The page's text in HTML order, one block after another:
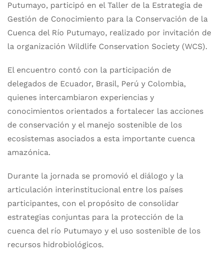
Putumayo, participó en el Taller de la Estrategia de
Gestión de Conocimiento para la Conservación de la
Cuenca del Río Putumayo, realizado por invitación de
la organización Wildlife Conservation Society (WCS).
El encuentro contó con la participación de
delegados de Ecuador, Brasil, Perú y Colombia,
quienes intercambiaron experiencias y
conocimientos orientados a fortalecer las acciones
de conservación y el manejo sostenible de los
ecosistemas asociados a esta importante cuenca
amazónica.
Durante la jornada se promovió el diálogo y la
articulación interinstitucional entre los países
participantes, con el propósito de consolidar
estrategias conjuntas para la protección de la
cuenca del río Putumayo y el uso sostenible de los
recursos hidrobiológicos.